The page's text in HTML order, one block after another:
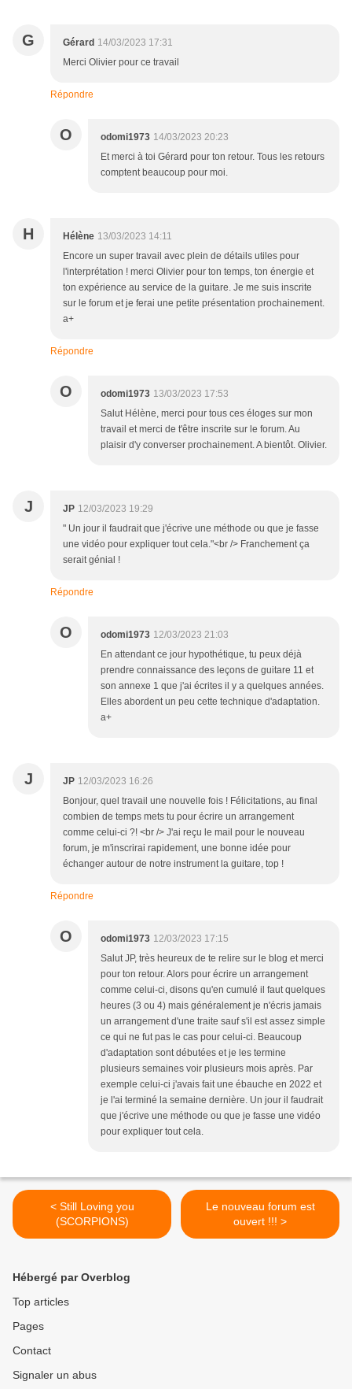
G Gérard 14/03/2023 17:31
Merci Olivier pour ce travail
Répondre
O odomi1973 14/03/2023 20:23
Et merci à toi Gérard pour ton retour. Tous les retours
comptent beaucoup pour moi.
H Hélène 13/03/2023 14:11
Encore un super travail avec plein de détails utiles pour
l'interprétation ! merci Olivier pour ton temps, ton énergie et
ton expérience au service de la guitare. Je me suis inscrite
sur le forum et je ferai une petite présentation prochainement.
a+
Répondre
O odomi1973 13/03/2023 17:53
Salut Hélène, merci pour tous ces éloges sur mon
travail et merci de t'être inscrite sur le forum. Au
plaisir d'y converser prochainement. A bientôt. Olivier.
J JP 12/03/2023 19:29
" Un jour il faudrait que j'écrive une méthode ou que je fasse
une vidéo pour expliquer tout cela."<br /> Franchement ça
serait génial !
Répondre
O odomi1973 12/03/2023 21:03
En attendant ce jour hypothétique, tu peux déjà
prendre connaissance des leçons de guitare 11 et
son annexe 1 que j'ai écrites il y a quelques années.
Elles abordent un peu cette technique d'adaptation.
a+
J JP 12/03/2023 16:26
Bonjour, quel travail une nouvelle fois ! Félicitations, au final
combien de temps mets tu pour écrire un arrangement
comme celui-ci ?! <br /> J'ai reçu le mail pour le nouveau
forum, je m'inscrirai rapidement, une bonne idée pour
échanger autour de notre instrument la guitare, top !
Répondre
O odomi1973 12/03/2023 17:15
Salut JP, très heureux de te relire sur le blog et merci
pour ton retour. Alors pour écrire un arrangement
comme celui-ci, disons qu'en cumulé il faut quelques
heures (3 ou 4) mais généralement je n'écris jamais
un arrangement d'une traite sauf s'il est assez simple
ce qui ne fut pas le cas pour celui-ci. Beaucoup
d'adaptation sont débutées et je les termine
plusieurs semaines voir plusieurs mois après. Par
exemple celui-ci j'avais fait une ébauche en 2022 et
je l'ai terminé la semaine dernière. Un jour il faudrait
que j'écrive une méthode ou que je fasse une vidéo
pour expliquer tout cela.
< Still Loving you
(SCORPIONS)
Le nouveau forum est
ouvert !!! >
Hébergé par Overblog
Top articles
Pages
Contact
Signaler un abus